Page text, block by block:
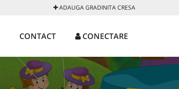
ADAUGA GRADINITA CRESA
CONTACT CONECTARE